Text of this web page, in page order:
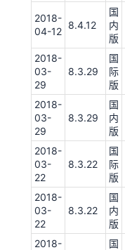
2018-
04-12
8.4.12
国
内
版
2018-
03-
29
8.3.29
国
际
版
2018-
03-
29
8.3.29
国
内
版
2018-
03-
22
8.3.22
国
际
版
2018-
03-
22
8.3.22
国
内
版
2018-
国